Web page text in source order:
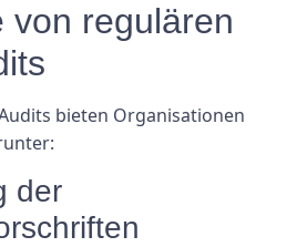
von regulären
bieten Organisationen
der